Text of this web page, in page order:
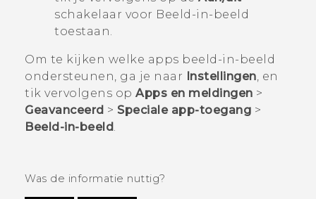
schakelaar voor Beeld-in-beeld
toestaan.
Om te kijken welke apps beeld-in-beeld
ondersteunen, ga je naar
Instellingen, en
tik vervolgens op Apps en meldingen >
Geavanceerd > Speciale app-toegang >
Beeld-in-beeld .
Was de informatie nuttig?